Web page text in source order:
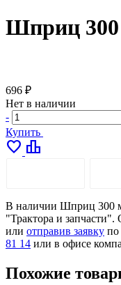
Шприц
696 ₽
Нет в наличии
-
Купить
favorite leaderboard
В наличии Шприц 300
"Трактора и запчасти".
или отправив заявку по
81 14 или в офисе
Похожие